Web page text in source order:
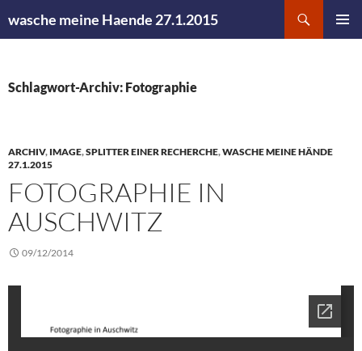
Inhalt
wasche meine Haende 27.1.2015
Schlagwort-Archiv: Fotographie
ARCHIV, IMAGE,SPLITTER EINER RECHERCHE,WASCHE MEINE HÄNDE
27.1.2015
FOTOGRAPHIE IN
AUSCHWITZ
09/12/2014